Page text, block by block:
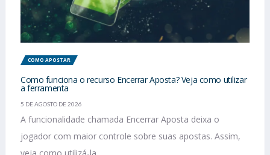
COMO APOSTAR
Como funciona o recurso Encerrar Aposta? Veja como utilizar
a ferramenta
5 DE AGOSTO DE 2026
A funcionalidade chamada Encerrar Aposta deixa o
jogador com maior controle sobre suas apostas. Assim,